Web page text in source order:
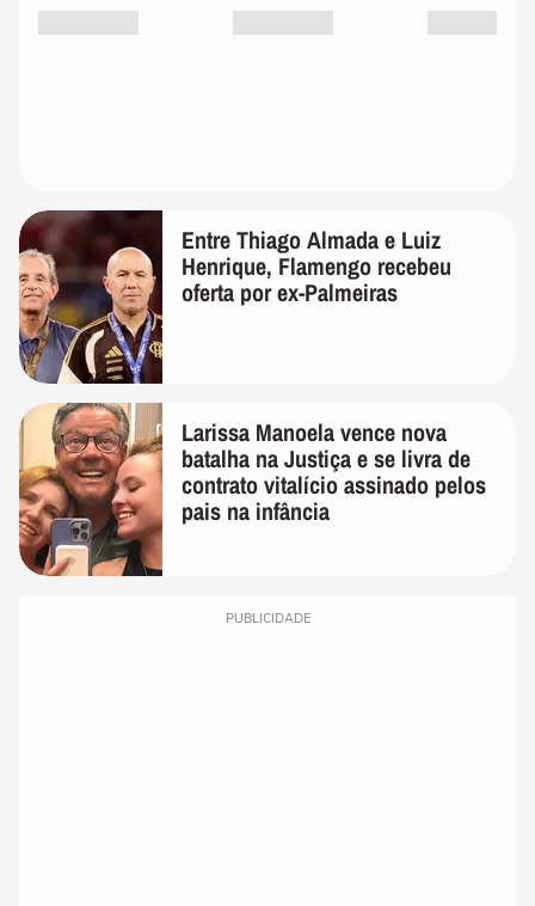
Entre Thiago Almada e Luiz
Henrique, Flamengo recebeu
oferta por ex-Palmeiras
Larissa Manoela vence nova
batalha na Justiça e se livra de
contrato vitalício assinado pelos
pais na infância
PUBLICIDADE